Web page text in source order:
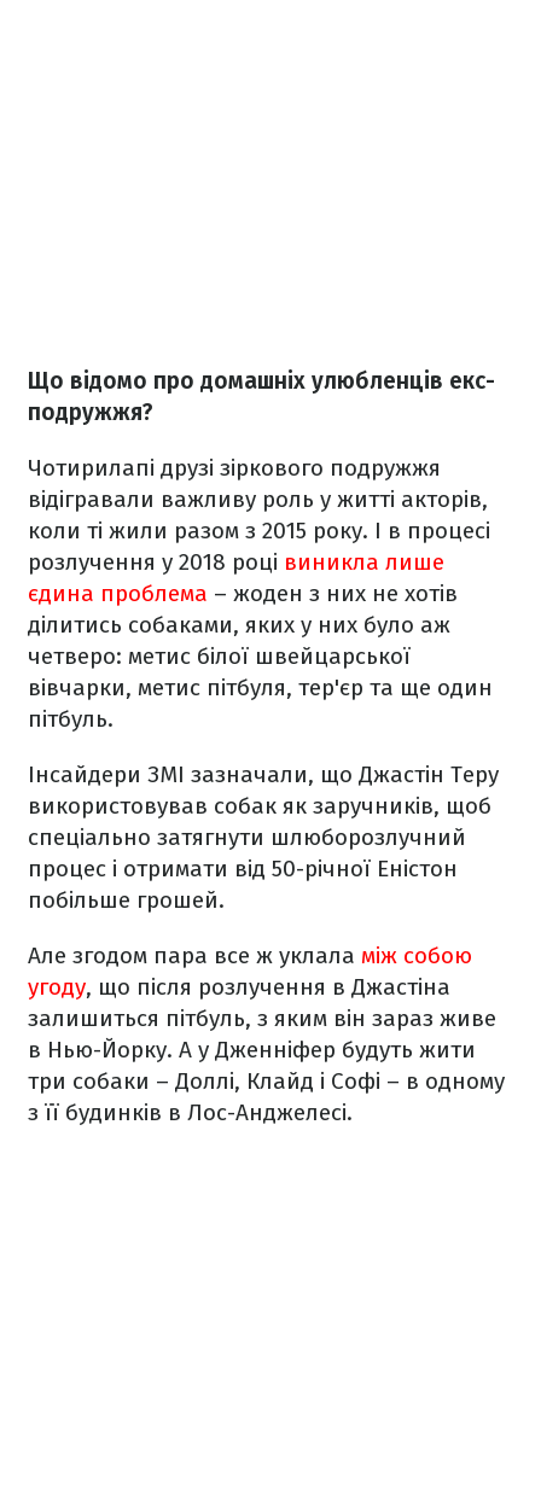
Що відомо про домашніх улюбленців екс-
подружжя?
Чотирилапі друзі зіркового подружжя
відігравали важливу роль у житті акторів,
коли ті жили разом з 2015 року. І в процесі
розлучення у 2018 році виникла лише
єдина проблема – жоден з них не хотів
ділитись собаками, яких у них було аж
четверо: метис білої швейцарської
вівчарки, метис пітбуля, тер'єр та ще один
пітбуль.
Інсайдери ЗМІ зазначали, що Джастін Теру
використовував собак як заручників, щоб
спеціально затягнути шлюборозлучний
процес і отримати від 50-річної Еністон
побільше грошей.
Але згодом пара все ж уклала між собою
угоду, що після розлучення в Джастіна
залишиться пітбуль, з яким він зараз живе
в Нью-Йорку. А у Дженніфер будуть жити
три собаки – Доллі, Клайд і Софі – в одному
з її будинків в Лос-Анджелесі.